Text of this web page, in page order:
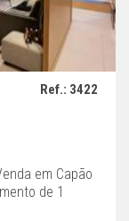
Ref.: 3422
em Capão
de 1